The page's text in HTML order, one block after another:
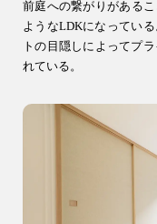
前庭への繋がりがある
ようなLDKになってい
トの目隠しによってプ
れている。
04-
事業用